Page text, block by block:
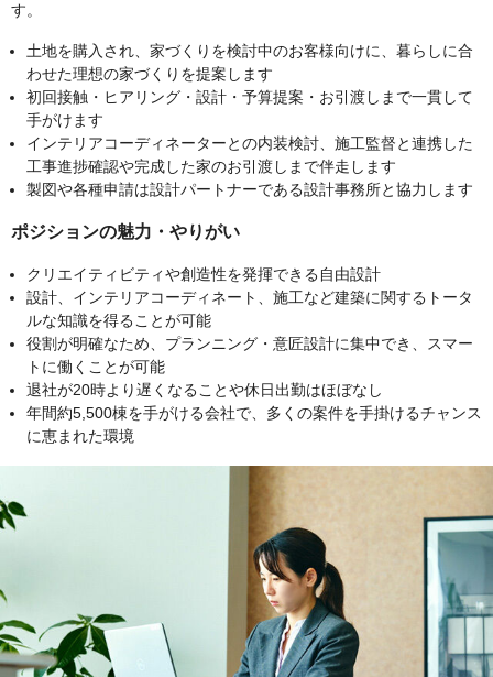
す。
土地を購入され、家づくりを検討中のお客様向けに、暮らしに合
わせた理想の家づくりを提案します
初回接触・ヒアリング・設計・予算提案・お引渡しまで一貫して
手がけます
インテリアコーディネーターとの内装検討、施工監督と連携した
工事進捗確認や完成した家のお引渡しまで伴走します
製図や各種申請は設計パートナーである設計事務所と協力します
ポジションの魅力・やりがい
クリエイティビティや創造性を発揮できる自由設計
設計、インテリアコーディネート、施工など建築に関するトータ
ルな知識を得ることが可能
役割が明確なため、プランニング・意匠設計に集中でき、スマー
トに働くことが可能
退社が20時より遅くなることや休日出勤はほぼなし
年間約5,500棟を手がける会社で、多くの案件を手掛けるチャンス
に恵まれた環境